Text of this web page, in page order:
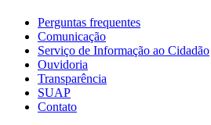
Perguntas frequentes
Comunicação
Serviço de Informação ao Cidadão
Ouvidoria
Transparência
SUAP
Contato